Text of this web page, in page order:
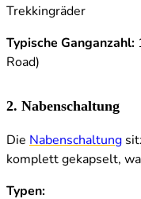
Trekkingräder
Typische Ganganzahl:
Road)
2. Nabenschaltung
Die Nabenschaltung
komplett gekapselt,
Typen: